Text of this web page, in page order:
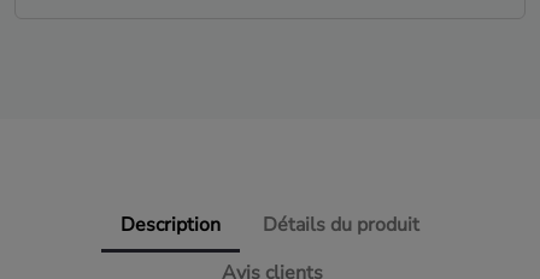
Description
Détails du produit
Avis clients